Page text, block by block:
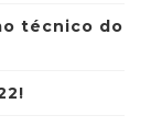
técnico do